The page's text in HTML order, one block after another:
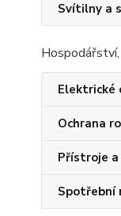
Svítilny a
Elektrické
Ochrana
Přístroje
Spotřební